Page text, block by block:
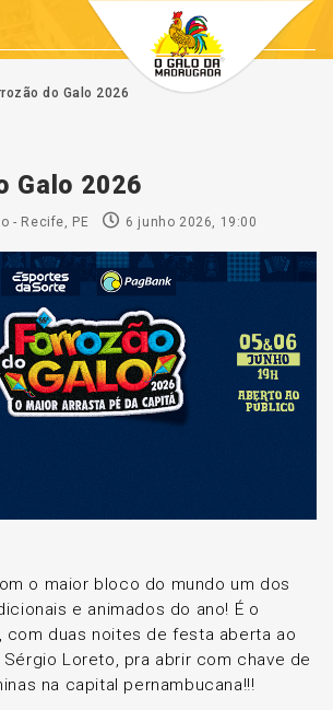
do Galo 2026
Galo 2026
- Recife, PE 6 junho 2026, 19:00
o maior bloco do mundo um dos
e animados do ano! É o
com duas noites de festa aberta ao
Loreto, pra abrir com chave de
na capital pernambucana!!!